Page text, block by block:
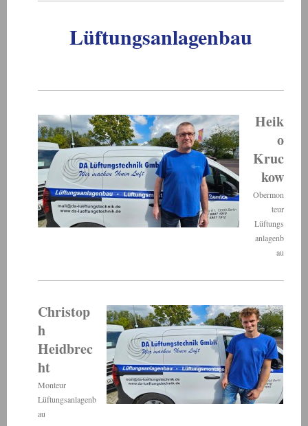
Lüftungsanlagenbau
Heik
o
Kruc
kow
Obermon
teur
Lüftungs
anlagenb
au
Christop
h
Heidbrec
ht
Monteur
Lüftungsanlagenb
au